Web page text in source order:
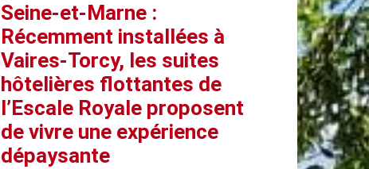
Seine-et-Marne :
Récemment installées à
Vaires-Torcy, les suites
hôtelières flottantes de
l’Escale Royale proposent
de vivre une expérience
dépaysante